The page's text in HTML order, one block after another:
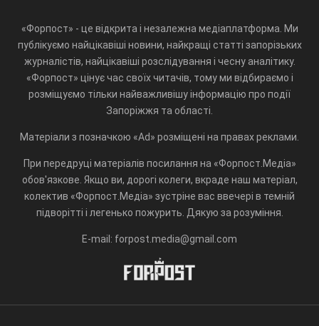
«Форпост» - це відкрита і незалежна медіаплатформа. Ми
публікуємо найцікавіші новини, найкращі статті запорізьких
журналістів, найцікавіші розслідування і чесну аналітику.
«Форпост» цінує час своїх читачів, тому ми відбираємо і
розміщуємо тільки найважливішу інформацію про події
Запоріжжя та області.
Матеріали з позначкою «Ad» розміщені на правах реклами.
При передруці матеріалів посилання на «Форпост.Медіа»
обов'язкове. Якщо ви, дорогі колеги, вкраде наш матеріал,
колектив «Форпост.Медіа» зустріне вас ввечері в темній
підворітті і легенько пожурить. Дякую за розуміння.
E-mail: forpost.media@gmail.com